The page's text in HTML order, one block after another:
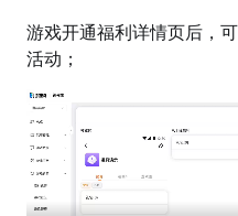
游戏开通福利详情页后，
活动；